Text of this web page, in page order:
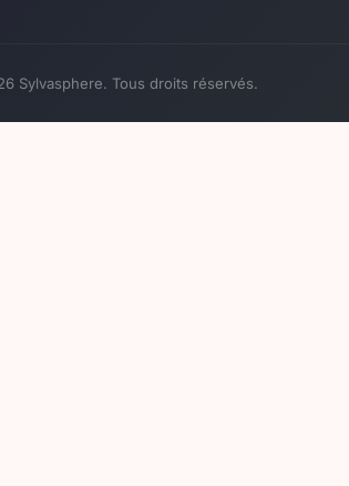
Sylvasphere. Tous droits réservés.